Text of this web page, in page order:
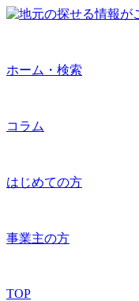
ホーム・検索
コラム
はじめての方
事業主の方
TOP